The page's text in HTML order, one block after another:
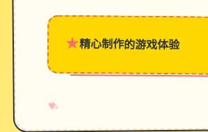
★精心制作的游戏体验
♥
✧
→